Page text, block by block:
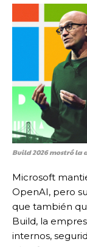
Build 2026 mostró la
Microsoft
OpenAI, pero
que también
Build, la
internos,